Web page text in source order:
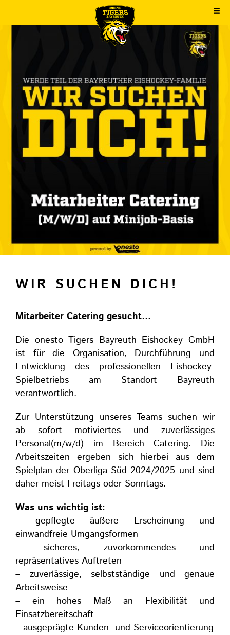
WIR SUCHEN DICH!
Mitarbeiter Catering gesucht…
Die onesto Tigers Bayreuth Eishockey GmbH
ist für die Organisation, Durchführung und
Entwicklung des professionellen Eishockey-
Spielbetriebs am Standort Bayreuth
verantwortlich.
Zur Unterstützung unseres Teams suchen wir
ab sofort motiviertes und zuverlässiges
Personal(m/w/d) im Bereich Catering. Die
Arbeitszeiten ergeben sich hierbei aus dem
Spielplan der Oberliga Süd 2024/2025 und sind
daher meist Freitags oder Sonntags.
Was uns wichtig ist:
– gepflegte äußere Erscheinung und
einwandfreie Umgangsformen
– sicheres, zuvorkommendes und
repräsentatives Auftreten
– zuverlässige, selbstständige und genaue
Arbeitsweise
– ein hohes Maß an Flexibilität und
Einsatzbereitschaft
– ausgeprägte Kunden- und Serviceorientierung